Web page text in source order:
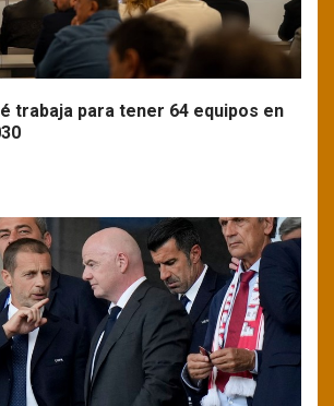
trabaja para tener 64 equipos en